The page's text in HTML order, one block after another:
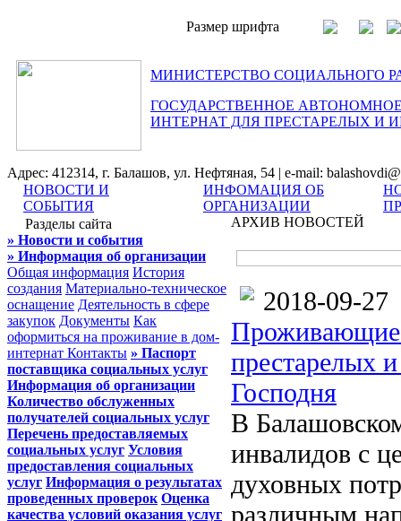
Размер шрифта
МИНИСТЕРСТВО СОЦИАЛЬНОГО
ГОСУДАРСТВЕННОЕ
ИНТЕРНАТ ДЛЯ ПРЕСТАРЕЛЫХ И
Адрес: 412314, г. Балашов, ул. Нефтяная, 54 | e-mail:
НОВОСТИ И
СОБЫТИЯ
ИНФОМАЦИЯ ОБ
ОРГАНИЗАЦИИ
Разделы сайта
» Новости и события
» Информация об организации
Общая информация История
создания Материально-техническое
оснащение Деятельность в сфере
закупок Документы Как
оформиться на проживание в дом-
интернат Контакты » Паспорт
поставщика социальных услуг
Информация об организации
Количество обслуженных
получателей социальных услуг
Перечень предоставляемых
социальных услуг Условия
предоставления социальных
услуг Информация о результатах
проведенных проверок Оценка
качества условий оказания услуг
АРХИВ НОВОСТЕЙ
2018-09-27
Проживающие
престарелых
Господня
В
инвалидов с
духовных
различным